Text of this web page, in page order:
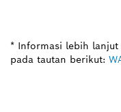
* Informasi lebih lanjut
pada tautan berikut: